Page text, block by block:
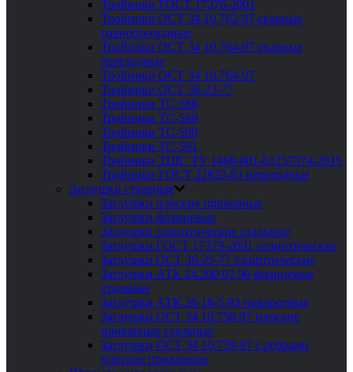
Тройники ГОСТ 17376-2001
Тройники ОСТ 34 10.762-97 сварные
равнопроходные
Тройники ОСТ 34 10.764-97 сварные
переходные
Тройники ОСТ 34 10.764-97
Тройники ОСТ 36-23-77
Тройники ТС-588
Тройники ТС-589
Тройники ТС-590
Тройники ТС-591
Тройники ТШС ТУ 1468-001-61257374-2015
Тройники ГОСТ 22822-83 переходные
Заглушки стальные
Заглушки плоские приварные
Заглушки фланцевые
Заглушки эллиптические стальные
Заглушки ГОСТ 17379-2001 эллиптические
Заглушки ОСТ 36-25-77 эллиптические
Заглушки АТК 24.200 02 90 фланцевые
стальные
Заглушки АТК 26-18-5-93 поворотные
Заглушки ОСТ 34 10.758-97 плоские
приварные стальные
Заглушки ОСТ 34 10.759-97 с ребрами
плоские приварные